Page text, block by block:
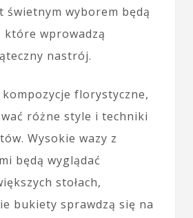
świetnym wyborem będą
które wprowadzą
nastrój.
florystyczne,
różne style i techniki
Wysokie wazy z
będą wyglądać
stołach,
bukiety sprawdzą się na